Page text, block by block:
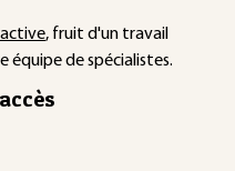
, fruit d'un travail
équipe de spécialistes.